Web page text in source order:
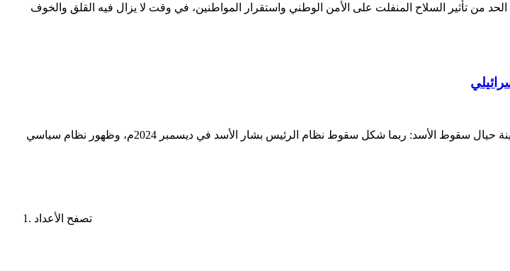
من تأثير السلاح المنفلت على الأمن الوطني واستقرار المواطنين، في وقت لا يزال فيه القلق والخوف
د. دهام محمد العزاوي استاذ جامعي بجامعة الفلوجة ــ العراق مواقف سياسية عراقية متباينة حيال سقوط الأسد: ربما شكل سقوط نظام الرئيس بشار الأسد في ديسمبر 2024م، وظهور نظام سياسي
تصفح الأعداد